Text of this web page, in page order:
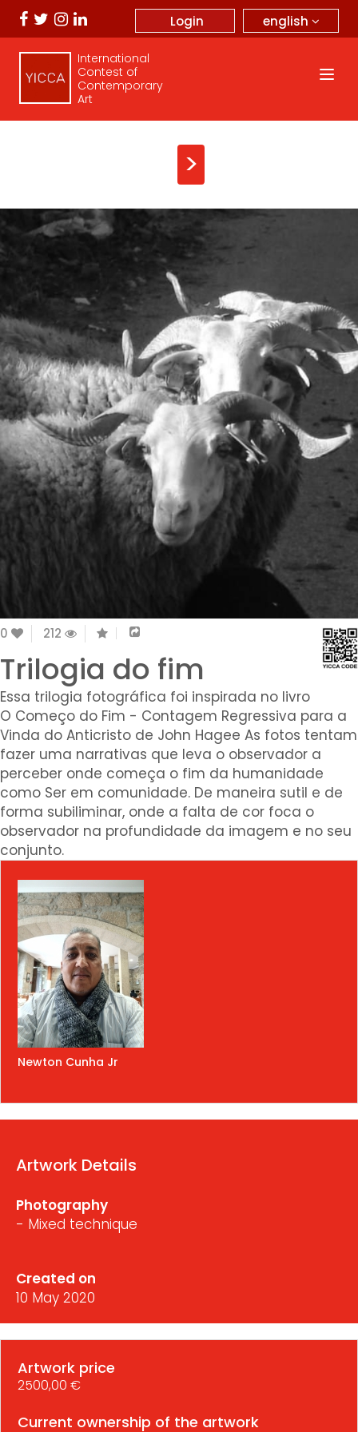
english
Login
International
Contest of
Contemporary
Art
>
0 212
Trilogia do fim
Essa trilogia fotográfica foi inspirada no livro
O Começo do Fim - Contagem Regressiva para a
Vinda do Anticristo de John Hagee As fotos tentam
fazer uma narrativas que leva o observador a
perceber onde começa o fim da humanidade
como Ser em comunidade. De maneira sutil e de
forma subiliminar, onde a falta de cor foca o
observador na profundidade da imagem e no seu
conjunto.
Newton Cunha Jr
Artwork Details
Photography
- Mixed technique
Created on
10 May 2020
Artwork price
2500,00 €
Current ownership of the artwork